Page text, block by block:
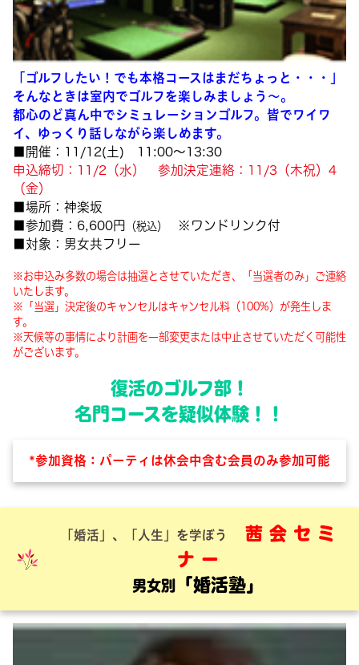
「ゴルフしたい！でも本格コースはまだちょっと・・・」
そんなときは室内でゴルフを楽しみましょう～。
都心のど真ん中でシミュレーションゴルフ。皆でワイワ
イ、ゆっくり話しながら楽しめます。
■開催：11/12(土) 11:00～13:30
申込締切：11/2（水） 参加決定連絡：11/3（木祝）4
（金）
■場所：神楽坂
■参加費：6,600円 （税込）
※ワンドリンク付
■対象：男女共フリー
※お申込み多数の場合は抽選とさせていただき、「当選者のみ」ご連絡
いたします。
※「当選」決定後のキャンセルはキャンセル料（100%）が発生しま
す。
※天候等の事情により計画を一部変更または中止させていただく可能性
がございます。
復活のゴルフ部！
名門コースを疑似体験！！
*参加資格：パーティは休会中含む会員のみ参加可能
「婚活」、「人生」を学ぼう 茜 会 セ ミ
ナ ー
男女別 「婚活塾」